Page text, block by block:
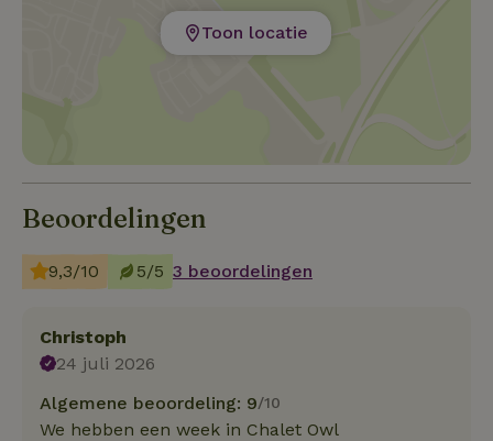
Toon locatie
Beoordelingen
9,3/10 5/5 3 beoordelingen
Christoph
24 juli 2026
Algemene beoordeling: 9/10
We hebben een week in Chalet Owl